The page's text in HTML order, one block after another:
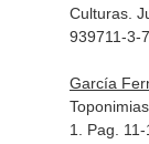
Culturas.
939711-3-7
García
1. Pag. 11-